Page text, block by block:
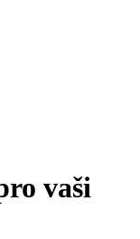
vaši